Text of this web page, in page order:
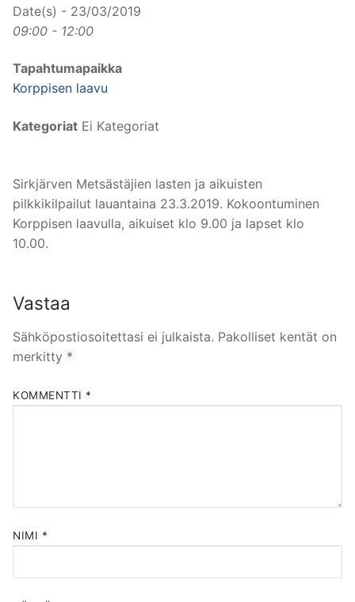
Date(s) - 23/03/2019
09:00 - 12:00
Tapahtumapaikka
Korppisen laavu
Kategoriat Ei Kategoriat
Sirkjärven Metsästäjien lasten ja aikuisten
pilkkikilpailut lauantaina 23.3.2019. Kokoontuminen
Korppisen laavulla, aikuiset klo 9.00 ja lapset klo
10.00.
Vastaa
Sähköpostiosoitettasi ei julkaista. Pakolliset kentät on
merkitty *
KOMMENTTI *
NIMI *